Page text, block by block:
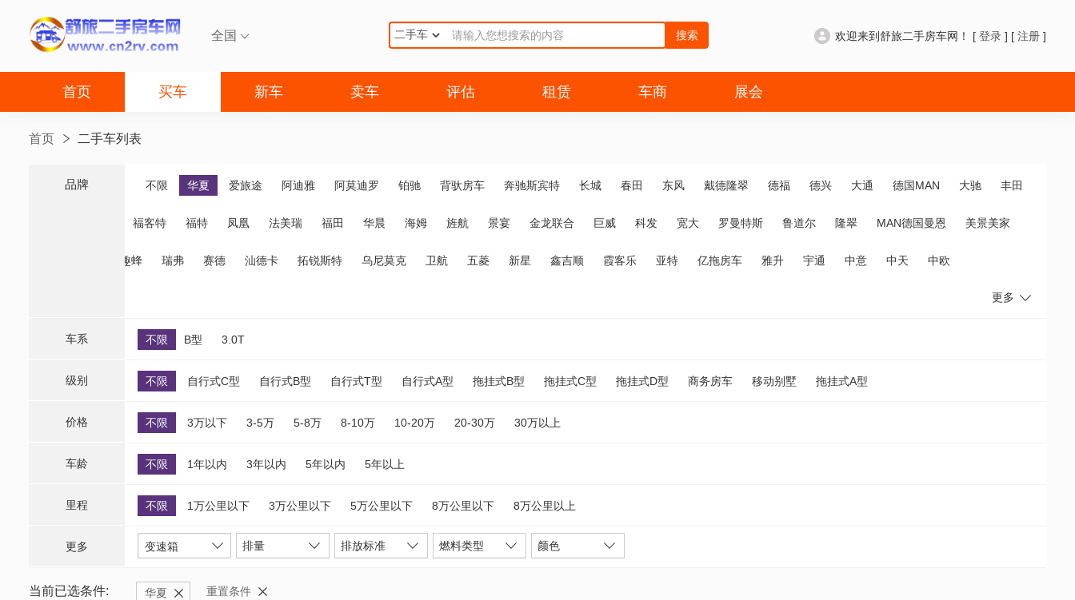
全国  搜索 欢迎来到舒旅二手房车网！ [ 登录 ] [ 注册 ]
首页 买车 新车 卖车 评估 租赁 车商 展会
首页 二手车列表
品牌 不限 华夏 爱旅途 阿迪雅 阿莫迪罗 铂驰 背驮房车 奔驰斯宾特 长城 春田 东风 戴德隆翠 德福 德兴 大通 德国MAN 大驰 丰田
福客特 福特 凤凰 法美瑞 福田 华晨 海姆 旌航 景宴 金龙联合 巨威 科发 宽大 罗曼特斯 鲁道尔 隆翠 MAN德国曼恩 美景美家
趣蜂 瑞弗 赛德 汕德卡 拓锐斯特 乌尼莫克 卫航 五菱 新星 鑫吉顺 霞客乐 亚特 亿拖房车 雅升 宇通 中意 中天 中欧
更多
品牌
车系 不限 B型 3.0T
级别 不限 自行式C型 自行式B型 自行式T型 自行式A型 拖挂式B型 拖挂式C型 拖挂式D型 商务房车 移动别墅 拖挂式A型
价格 不限 3万以下 3-5万 5-8万 8-10万 10-20万 20-30万 30万以上
车龄 不限 1年以内 3年以内 5年以内 5年以上
里程 不限 1万公里以下 3万公里以下 5万公里以下 8万公里以下 8万公里以上
更多 变速箱 排量 排放标准 燃料类型 颜色
当前已选条件: 华夏 重置条件